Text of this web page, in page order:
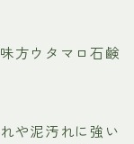
方ウタマロ石鹸
や泥汚れに強い